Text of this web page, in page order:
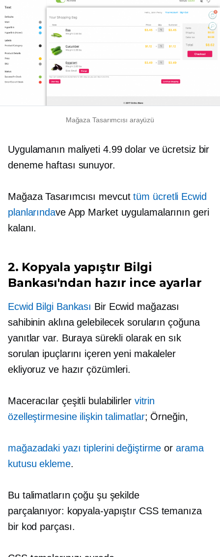
Mağaza Tasarımcısı arayüzü
Uygulamanın maliyeti 4.99 dolar ve ücretsiz bir
deneme haftası sunuyor.
Mağaza Tasarımcısı mevcuttüm ücretli Ecwid
planlarındave App Market uygulamalarının geri
kalanı.
2. Kopyala yapıştır Bilgi
Bankası'ndan hazır ince ayarlar
Ecwid Bilgi Bankası Bir Ecwid mağazası
sahibinin aklına gelebilecek soruların çoğuna
yanıtlar var. Buraya sürekli olarak en sık
sorulan ipuçlarını içeren yeni makaleler
ekliyoruz ve hazır çözümleri.
Maceracılar çeşitli bulabilirler vitrin
özelleştirmesine ilişkin talimatlar; Örneğin,
mağazadaki yazı tiplerini değiştirme orarama
kutusu ekleme.
Bu talimatların çoğu şu şekilde
parçalanıyor: kopyala-yapıştır CSS temanıza
bir kod parçası.